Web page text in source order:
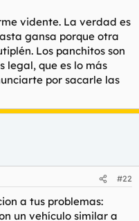
vidente. La verdad es
gansa porque otra
Los panchitos son
legal, que es lo más
por sacarle las
#22
a tus problemas:
un vehículo similar a